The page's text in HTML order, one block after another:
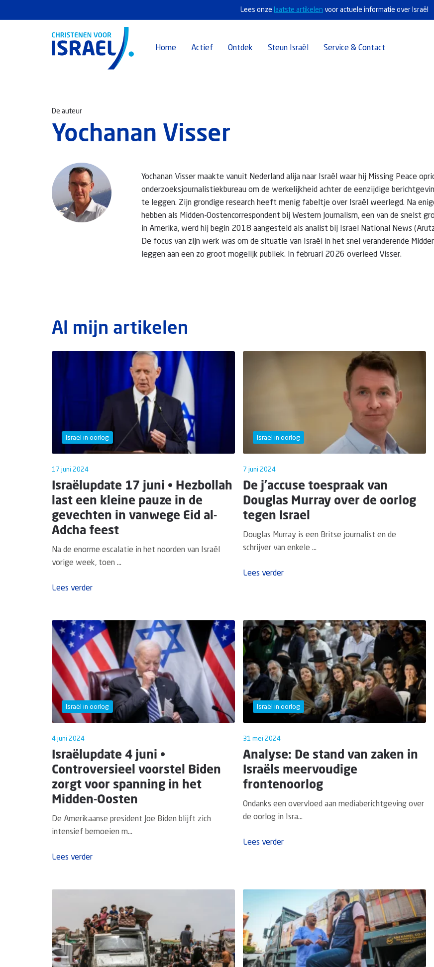
Lees onze laatste artikelen voor actuele informatie over Israël
Home Actief Ontdek Steun Israël Service & Contact
De auteur
Yochanan Visser
Yochanan Visser maakte vanuit Nederland alija naar Israël waar hij Missing Peace
onderzoeksjournalistiekbureau om de werkelijkheid achter de eenzijdige
te leggen. Zijn grondige research heeft menig fabeltje over Israël weerlegd. Na
hebben als Midden-Oostencorrespondent bij Western Journalism, een van de snelst
in Amerika, werd hij begin 2018 aangesteld als analist bij Israel National News
De focus van zijn werk was om de situatie van Israël in het snel veranderende
leggen aan een zo groot mogelijk publiek. In februari 2026 overleed Visser.
Al mijn artikelen
Israël in oorlog
17 juni 2024
Israëlupdate 17 juni • Hezbollah
last een kleine pauze in de
gevechten in vanwege Eid al-
Adcha feest
Na de enorme escalatie in het noorden van Israël
vorige week, toen ...
Lees verder
Israël in oorlog
7 juni 2024
De j'accuse toespraak van
Douglas Murray over de oorlog
tegen Israel
Douglas Murray is een Britse journalist en de
schrijver van enkele ...
Lees verder
Israël in oorlog
4 juni 2024
Israëlupdate 4 juni •
Controversieel voorstel Biden
zorgt voor spanning in het
Midden-Oosten
De Amerikaanse president Joe Biden blijft zich
intensief bemoeien m...
Lees verder
Israël in oorlog
31 mei 2024
Analyse: De stand van zaken in
Israëls meervoudige
frontenoorlog
Ondanks een overvloed aan mediaberichtgeving over
de oorlog in Isra...
Lees verder